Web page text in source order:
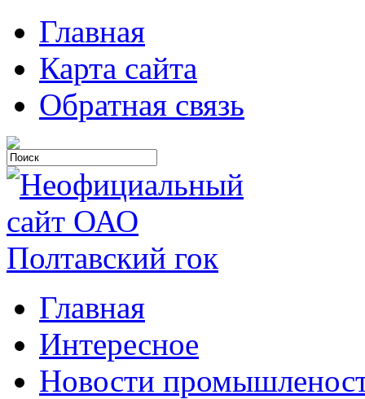
Главная
Карта сайта
Обратная связь
Главная
Интересное
Новости